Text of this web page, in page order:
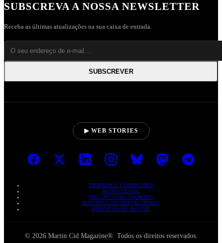
SUBSCREVA A NOSSA NEWSLETTER
Receba as últimas atualizações na sua caixa de entrada.
SUBSCREVER
▶ WEB STORIES
TERMOS E CONDIÇÕES
AVISO LEGAL
POLÍTICA DE COOKIES
POLÍTICA DE PRIVACIDADE
DIREITOS DE AUTOR
© 2026 Martin Cid Magazine®. Todos os direitos reservados.